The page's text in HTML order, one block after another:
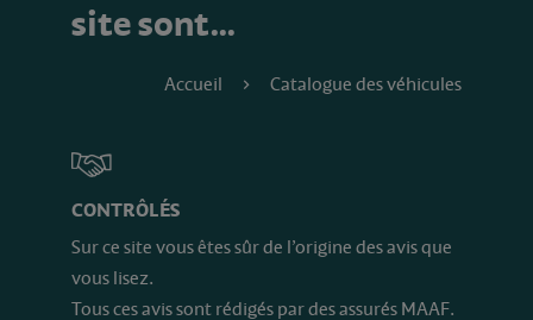
site sont…
Accueil Catalogue des véhicules
CONTRÔLÉS
Sur ce site vous êtes sûr de l’origine des avis que
vous lisez.
Tous ces avis sont rédigés par des assurés MAAF.